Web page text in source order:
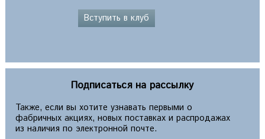
Вступить в клуб
Подписаться на рассылку
Также, если вы хотите узнавать первыми о
фабричных акциях, новых поставках и распродажах
из наличия по электронной почте.